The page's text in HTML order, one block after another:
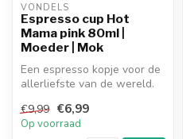
VONDELS
Espresso cup Hot
Mama pink 80ml |
Moeder | Mok
Een espresso kopje voor de
allerliefste van de wereld.
€9,99 €6,99
Op voorraad